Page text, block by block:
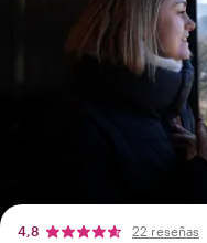
4,8 22 reseñas